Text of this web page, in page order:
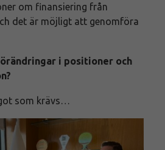
om finansiering från
det är möjligt att genomföra
i positioner och
som krävs…